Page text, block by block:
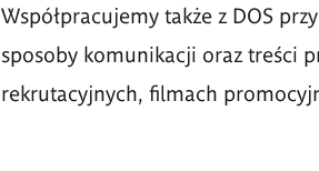
Współpracujemy także z DOS
sposoby komunikacji oraz treści
rekrutacyjnych, filmach